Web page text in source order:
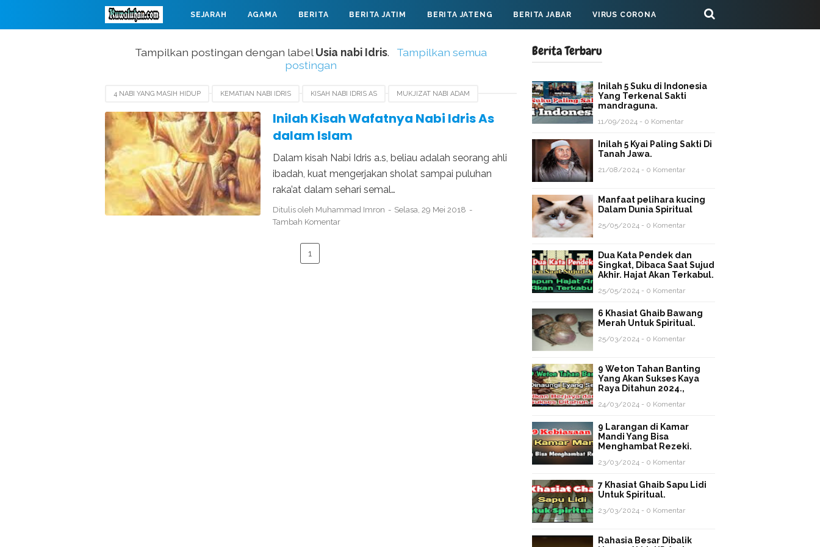
SEJARAH AGAMA BERITA BERITA JATIM BERITA JATENG BERITA JABAR VIRUS CORONA
Tampilkan postingan dengan labelUsia nabi Idris.
Tampilkan semua
postingan
4 NABI YANG MASIH HIDUP KEMATIAN NABI IDRIS KISAH NABI IDRIS AS MUKJIZAT NABI ADAM
MUKJIZAT NABI IDRIS NABI IDRIS MENINGGAL USIA NABI IDRIS WAFATNYA NABI ADAM
WAFATNYA NABI IDRIS
Inilah Kisah Wafatnya Nabi Idris As
dalam Islam
Dalam kisah Nabi Idris a.s, beliau adalah seorang ahli
ibadah, kuat mengerjakan sholat sampai puluhan
raka’at dalam sehari semal…
Ditulis oleh Muhammad Imron
Selasa, 29 Mei 2018
Tambah Komentar
1
Berita Terbaru
Inilah 5 Suku di Indonesia
Yang Terkenal Sakti
mandraguna.
11/09/2024 - 0 Komentar
Inilah 5 Kyai Paling Sakti Di
Tanah Jawa.
21/08/2024 - 0 Komentar
Manfaat pelihara kucing
Dalam Dunia Spiritual
25/05/2024 - 0 Komentar
Dua Kata Pendek dan
Singkat, Dibaca Saat Sujud
Akhir. Hajat Akan Terkabul.
25/05/2024 - 0 Komentar
6 Khasiat Ghaib Bawang
Merah Untuk Spiritual.
25/03/2024 - 0 Komentar
9 Weton Tahan Banting
Yang Akan Sukses Kaya
Raya Ditahun 2024.,
24/03/2024 - 0 Komentar
9 Larangan di Kamar
Mandi Yang Bisa
Menghambat Rezeki.
23/03/2024 - 0 Komentar
7 Khasiat Ghaib Sapu Lidi
Untuk Spiritual.
23/03/2024 - 0 Komentar
Rahasia Besar Dibalik